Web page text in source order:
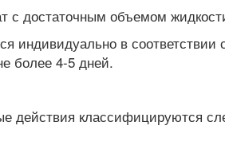
с достаточным объемом
индивидуально в
более 4-5 дней.
действия классифицируются